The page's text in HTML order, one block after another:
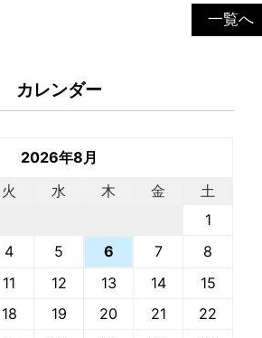
一覧へ
カレンダー
2026年8月
火 水 木 金 土
1
4 5 6 7
8
11 12 13 14
15
18 19 20 21
22